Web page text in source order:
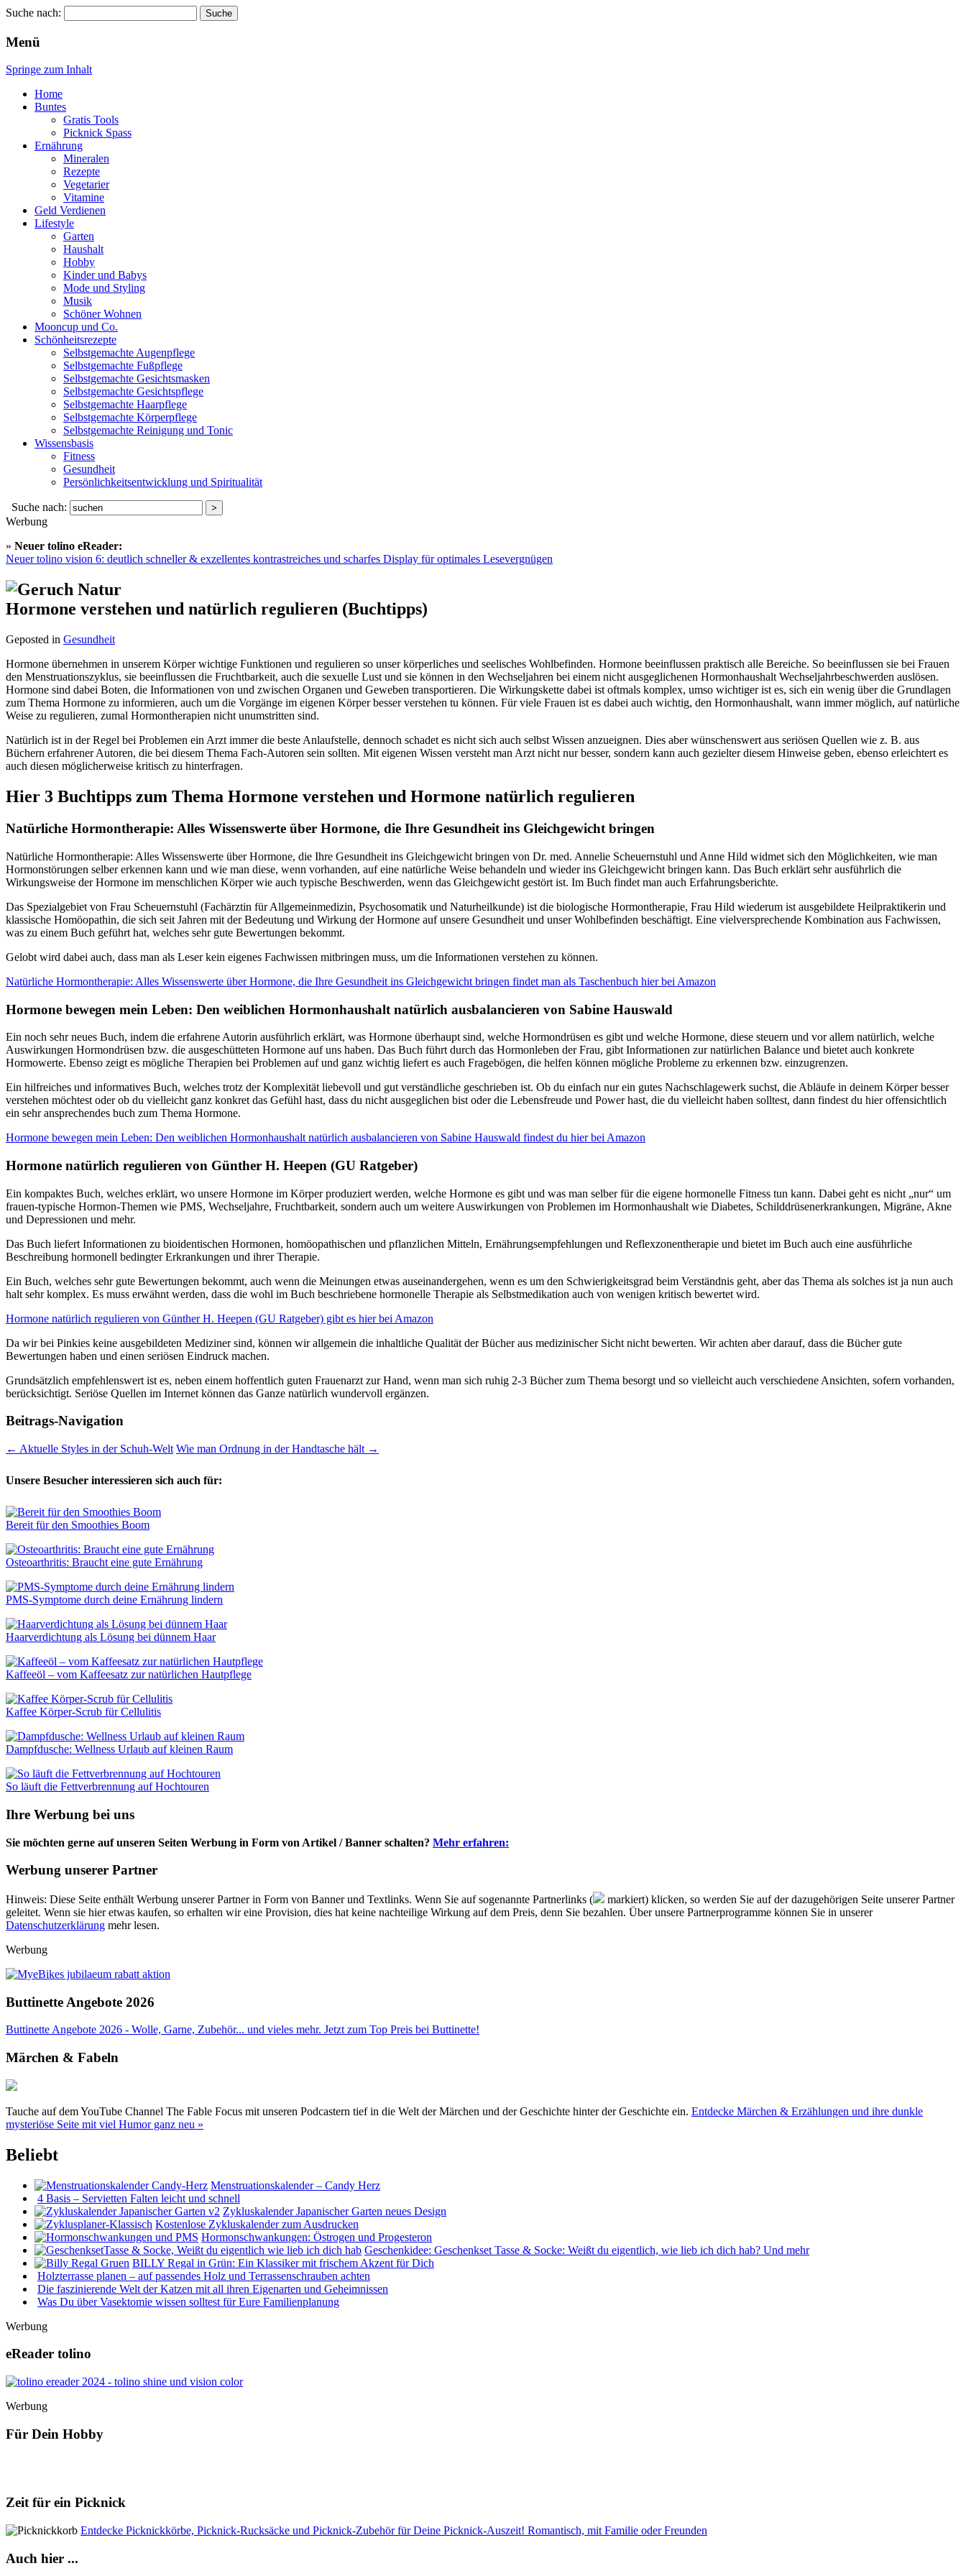
Pinkies
Suche nach:
Menü
Springe zum Inhalt
Home
Buntes
Gratis Tools
Picknick Spass
Ernährung
Mineralen
Rezepte
Vegetarier
Vitamine
Geld Verdienen
Lifestyle
Garten
Haushalt
Hobby
Kinder und Babys
Mode und Styling
Musik
Schöner Wohnen
Mooncup und Co.
Schönheitsrezepte
Selbstgemachte Augenpflege
Selbstgemachte Fußpflege
Selbstgemachte Gesichtsmasken
Selbstgemachte Gesichtspflege
Selbstgemachte Haarpflege
Selbstgemachte Körperpflege
Selbstgemachte Reinigung und Tonic
Wissensbasis
Fitness
Gesundheit
Persönlichkeitsentwicklung und Spiritualität
Suche nach:
Werbung
» Neuer tolino eReader:
Neuer tolino vision 6: deutlich schneller & exzellentes kontrastreiches und scharfes Display für optimales Lesevergnügen
Hormone verstehen und natürlich regulieren (Buchtipps)
Geposted in Gesundheit
Hormone übernehmen in unserem Körper wichtige Funktionen und regulieren so unser körperliches und seelisches Wohlbefinden. Hormone beeinflussen praktisch alle Bereiche. So beeinflussen sie bei Frauen
den Menstruationszyklus, sie beeinflussen die Fruchtbarkeit, auch die sexuelle Lust und sie können in den Wechseljahren bei einem nicht ausgeglichenen Hormonhaushalt Wechseljahrbeschwerden auslösen.
Hormone sind dabei Boten, die Informationen von und zwischen Organen und Geweben transportieren. Die Wirkungskette dabei ist oftmals komplex, umso wichtiger ist es, sich ein wenig über die Grundlagen
zum Thema Hormone zu informieren, auch um die Vorgänge im eigenen Körper besser verstehen tu können. Für viele Frauen ist es dabei auch wichtig, den Hormonhaushalt, wann immer möglich, auf natürliche
Weise zu regulieren, zumal Hormontherapien nicht unumstritten sind.
Natürlich ist in der Regel bei Problemen ein Arzt immer die beste Anlaufstelle, dennoch schadet es nicht sich auch selbst Wissen anzueignen. Dies aber wünschenswert aus seriösen Quellen wie z. B. aus
Büchern erfahrener Autoren, die bei diesem Thema Fach-Autoren sein sollten. Mit eigenen Wissen versteht man Arzt nicht nur besser, sondern kann auch gezielter diesem Hinweise geben, ebenso erleichtert es
auch diesen möglicherweise kritisch zu hinterfragen.
Hier 3 Buchtipps zum Thema Hormone verstehen und Hormone natürlich regulieren
Natürliche Hormontherapie: Alles Wissenswerte über Hormone, die Ihre Gesundheit ins Gleichgewicht bringen
Natürliche Hormontherapie: Alles Wissenswerte über Hormone, die Ihre Gesundheit ins Gleichgewicht bringen von Dr. med. Annelie Scheuernstuhl und Anne Hild widmet sich den Möglichkeiten, wie man
Hormonstörungen selber erkennen kann und wie man diese, wenn vorhanden, auf eine natürliche Weise behandeln und wieder ins Gleichgewicht bringen kann. Das Buch erklärt sehr ausführlich die
Wirkungsweise der Hormone im menschlichen Körper wie auch typische Beschwerden, wenn das Gleichgewicht gestört ist. Im Buch findet man auch Erfahrungsberichte.
Das Spezialgebiet von Frau Scheuernstuhl (Fachärztin für Allgemeinmedizin, Psychosomatik und Naturheilkunde) ist die biologische Hormontherapie, Frau Hild wiederum ist ausgebildete Heilpraktikerin und
klassische Homöopathin, die sich seit Jahren mit der Bedeutung und Wirkung der Hormone auf unsere Gesundheit und unser Wohlbefinden beschäftigt. Eine vielversprechende Kombination aus Fachwissen,
was zu einem Buch geführt hat, welches sehr gute Bewertungen bekommt.
Gelobt wird dabei auch, dass man als Leser kein eigenes Fachwissen mitbringen muss, um die Informationen verstehen zu können.
Natürliche Hormontherapie: Alles Wissenswerte über Hormone, die Ihre Gesundheit ins Gleichgewicht bringen findet man als Taschenbuch hier bei Amazon
Hormone bewegen mein Leben: Den weiblichen Hormonhaushalt natürlich ausbalancieren von Sabine Hauswald
Ein noch sehr neues Buch, indem die erfahrene Autorin ausführlich erklärt, was Hormone überhaupt sind, welche Hormondrüsen es gibt und welche Hormone, diese steuern und vor allem natürlich, welche
Auswirkungen Hormondrüsen bzw. die ausgeschütteten Hormone auf uns haben. Das Buch führt durch das Hormonleben der Frau, gibt Informationen zur natürlichen Balance und bietet auch konkrete
Hormowerte. Ebenso zeigt es mögliche Therapien bei Problemen auf und ganz wichtig liefert es auch Fragebögen, die helfen können mögliche Probleme zu erkennen bzw. einzugrenzen.
Ein hilfreiches und informatives Buch, welches trotz der Komplexität liebevoll und gut verständliche geschrieben ist. Ob du einfach nur ein gutes Nachschlagewerk suchst, die Abläufe in deinem Körper besser
verstehen möchtest oder ob du vielleicht ganz konkret das Gefühl hast, dass du nicht ausgeglichen bist oder die Lebensfreude und Power hast, die du vielleicht haben solltest, dann findest du hier offensichtlich
ein sehr ansprechendes buch zum Thema Hormone.
Hormone bewegen mein Leben: Den weiblichen Hormonhaushalt natürlich ausbalancieren von Sabine Hauswald findest du hier bei Amazon
Hormone natürlich regulieren von Günther H. Heepen (GU Ratgeber)
Ein kompaktes Buch, welches erklärt, wo unsere Hormone im Körper produziert werden, welche Hormone es gibt und was man selber für die eigene hormonelle Fitness tun kann. Dabei geht es nicht „nur“ um
frauen-typische Hormon-Themen wie PMS, Wechseljahre, Fruchtbarkeit, sondern auch um weitere Auswirkungen von Problemen im Hormonhaushalt wie Diabetes, Schilddrüsenerkrankungen, Migräne, Akne
und Depressionen und mehr.
Das Buch liefert Informationen zu bioidentischen Hormonen, homöopathischen und pflanzlichen Mitteln, Ernährungsempfehlungen und Reflexzonentherapie und bietet im Buch auch eine ausführliche
Beschreibung hormonell bedingter Erkrankungen und ihrer Therapie.
Ein Buch, welches sehr gute Bewertungen bekommt, auch wenn die Meinungen etwas auseinandergehen, wenn es um den Schwierigkeitsgrad beim Verständnis geht, aber das Thema als solches ist ja nun auch
halt sehr komplex. Es muss erwähnt werden, dass die wohl im Buch beschriebene hormonelle Therapie als Selbstmedikation auch von wenigen kritisch bewertet wird.
Hormone natürlich regulieren von Günther H. Heepen (GU Ratgeber) gibt es hier bei Amazon
Da wir bei Pinkies keine ausgebildeten Mediziner sind, können wir allgemein die inhaltliche Qualität der Bücher aus medizinischer Sicht nicht bewerten. Wir achten aber darauf, dass die Bücher gute
Bewertungen haben und einen seriösen Eindruck machen.
Grundsätzlich empfehlenswert ist es, neben einem hoffentlich guten Frauenarzt zur Hand, wenn man sich ruhig 2-3 Bücher zum Thema besorgt und so vielleicht auch verschiedene Ansichten, sofern vorhanden,
berücksichtigt. Seriöse Quellen im Internet können das Ganze natürlich wundervoll ergänzen.
Beitrags-Navigation
← Aktuelle Styles in der Schuh-Welt Wie man Ordnung in der Handtasche hält →
Unsere Besucher interessieren sich auch für:
Bereit für den Smoothies Boom
Osteoarthritis: Braucht eine gute Ernährung
PMS-Symptome durch deine Ernährung lindern
Haarverdichtung als Lösung bei dünnem Haar
Kaffeeöl – vom Kaffeesatz zur natürlichen Hautpflege
Kaffee Körper-Scrub für Cellulitis
Dampfdusche: Wellness Urlaub auf kleinen Raum
So läuft die Fettverbrennung auf Hochtouren
Ihre Werbung bei uns
Sie möchten gerne auf unseren Seiten Werbung in Form von Artikel / Banner schalten? Mehr erfahren:
Werbung unserer Partner
Hinweis: Diese Seite enthält Werbung unserer Partner in Form von Banner und Textlinks. Wenn Sie auf sogenannte Partnerlinks (
markiert) klicken, so werden Sie auf der dazugehörigen Seite unserer Partner
geleitet. Wenn sie hier etwas kaufen, so erhalten wir eine Provision, dies hat keine nachteilige Wirkung auf dem Preis, denn Sie bezahlen. Über unsere Partnerprogramme können Sie in unserer
Datenschutzerklärung mehr lesen.
Werbung
Buttinette Angebote 2026
Buttinette Angebote 2026 - Wolle, Garne, Zubehör... und vieles mehr. Jetzt zum Top Preis bei Buttinette!
Märchen & Fabeln
Tauche auf dem YouTube Channel The Fable Focus mit unseren Podcastern tief in die Welt der Märchen und der Geschichte hinter der Geschichte ein. Entdecke Märchen & Erzählungen und ihre dunkle
mysteriöse Seite mit viel Humor ganz neu »
Beliebt
Menstruationskalender – Candy Herz
4 Basis – Servietten Falten leicht und schnell
Zykluskalender Japanischer Garten neues Design
Kostenlose Zykluskalender zum Ausdrucken
Hormonschwankungen: Östrogen und Progesteron
Geschenkidee: Geschenkset Tasse & Socke: Weißt du eigentlich, wie lieb ich dich hab? Und mehr
BILLY Regal in Grün: Ein Klassiker mit frischem Akzent für Dich
Holzterrasse planen – auf passendes Holz und Terrassenschrauben achten
Die faszinierende Welt der Katzen mit all ihren Eigenarten und Geheimnissen
Was Du über Vasektomie wissen solltest für Eure Familienplanung
Werbung
eReader tolino
Werbung
Für Dein Hobby
Zeit für ein Picknick
Entdecke Picknickkörbe, Picknick-Rucksäcke und Picknick-Zubehör für Deine Picknick-Auszeit! Romantisch, mit Familie oder Freunden
Auch hier ...